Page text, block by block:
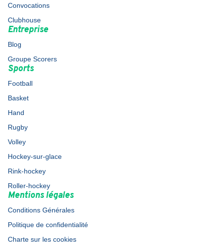
Convocations
Clubhouse
Entreprise
Blog
Groupe Scorers
Sports
Football
Basket
Hand
Rugby
Volley
Hockey-sur-glace
Rink-hockey
Roller-hockey
Mentions légales
Conditions Générales
Politique de confidentialité
Charte sur les cookies